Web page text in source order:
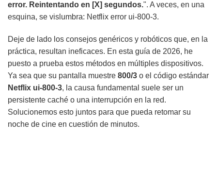
error. Reintentando en [X] segundos.". A veces, en una
esquina, se vislumbra: Netflix error ui-800-3.
Deje de lado los consejos genéricos y robóticos que, en la
práctica, resultan ineficaces. En esta guía de 2026, he
puesto a prueba estos métodos en múltiples dispositivos.
Ya sea que su pantalla muestre 800/3 o el código estándar
Netflix ui-800-3, la causa fundamental suele ser un
persistente caché o una interrupción en la red.
Solucionemos esto juntos para que pueda retomar su
noche de cine en cuestión de minutos.